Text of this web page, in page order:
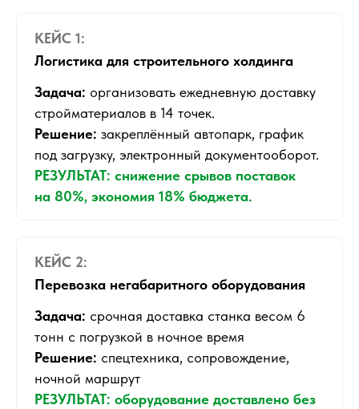
КЕЙС 1:
Логистика для строительного холдинга
Задача: организовать ежедневную доставку
стройматериалов в 14 точек.
Решение: закреплённый автопарк, график
под загрузку, электронный документооборот.
РЕЗУЛЬТАТ: снижение срывов поставок
на 80%, экономия 18% бюджета.
КЕЙС 2:
Перевозка негабаритного оборудования
Задача: срочная доставка станка весом 6
тонн с погрузкой в ночное время
Решение: спецтехника, сопровождение,
ночной маршрут
РЕЗУЛЬТАТ: оборудование доставлено без